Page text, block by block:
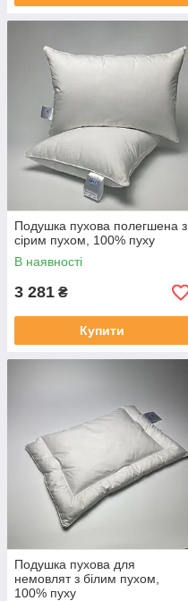
Подушка пухова полегшена з
сірим пухом, 100% пуху
В наявності
3 281 ₴
Купити
Подушка пухова для
немовлят з білим пухом,
100% пуху